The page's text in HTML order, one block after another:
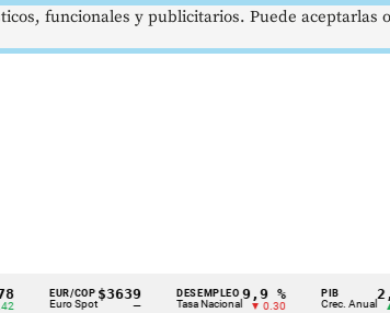
EUR/COP
Euro Spot
$3639
—
DESEMPLEO
Tasa Nacional
9,9 %
▼ 0.30
PIB
Crec. Anual
2,8 %
▲ 0.10
funcionales y publicitarios. Puede aceptarlas